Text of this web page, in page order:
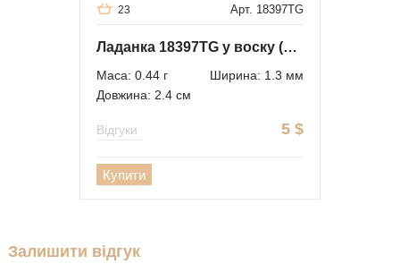
Арт. 18397TG
23
Ладанка 18397TG у воску (опт)
Маса: 0.44 г
Ширина: 1.3 мм
Довжина: 2.4 см
5 $
Відгуки
Купити
Залишити відгук